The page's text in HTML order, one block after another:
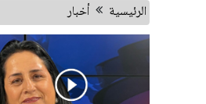
الرئيسية أخبار